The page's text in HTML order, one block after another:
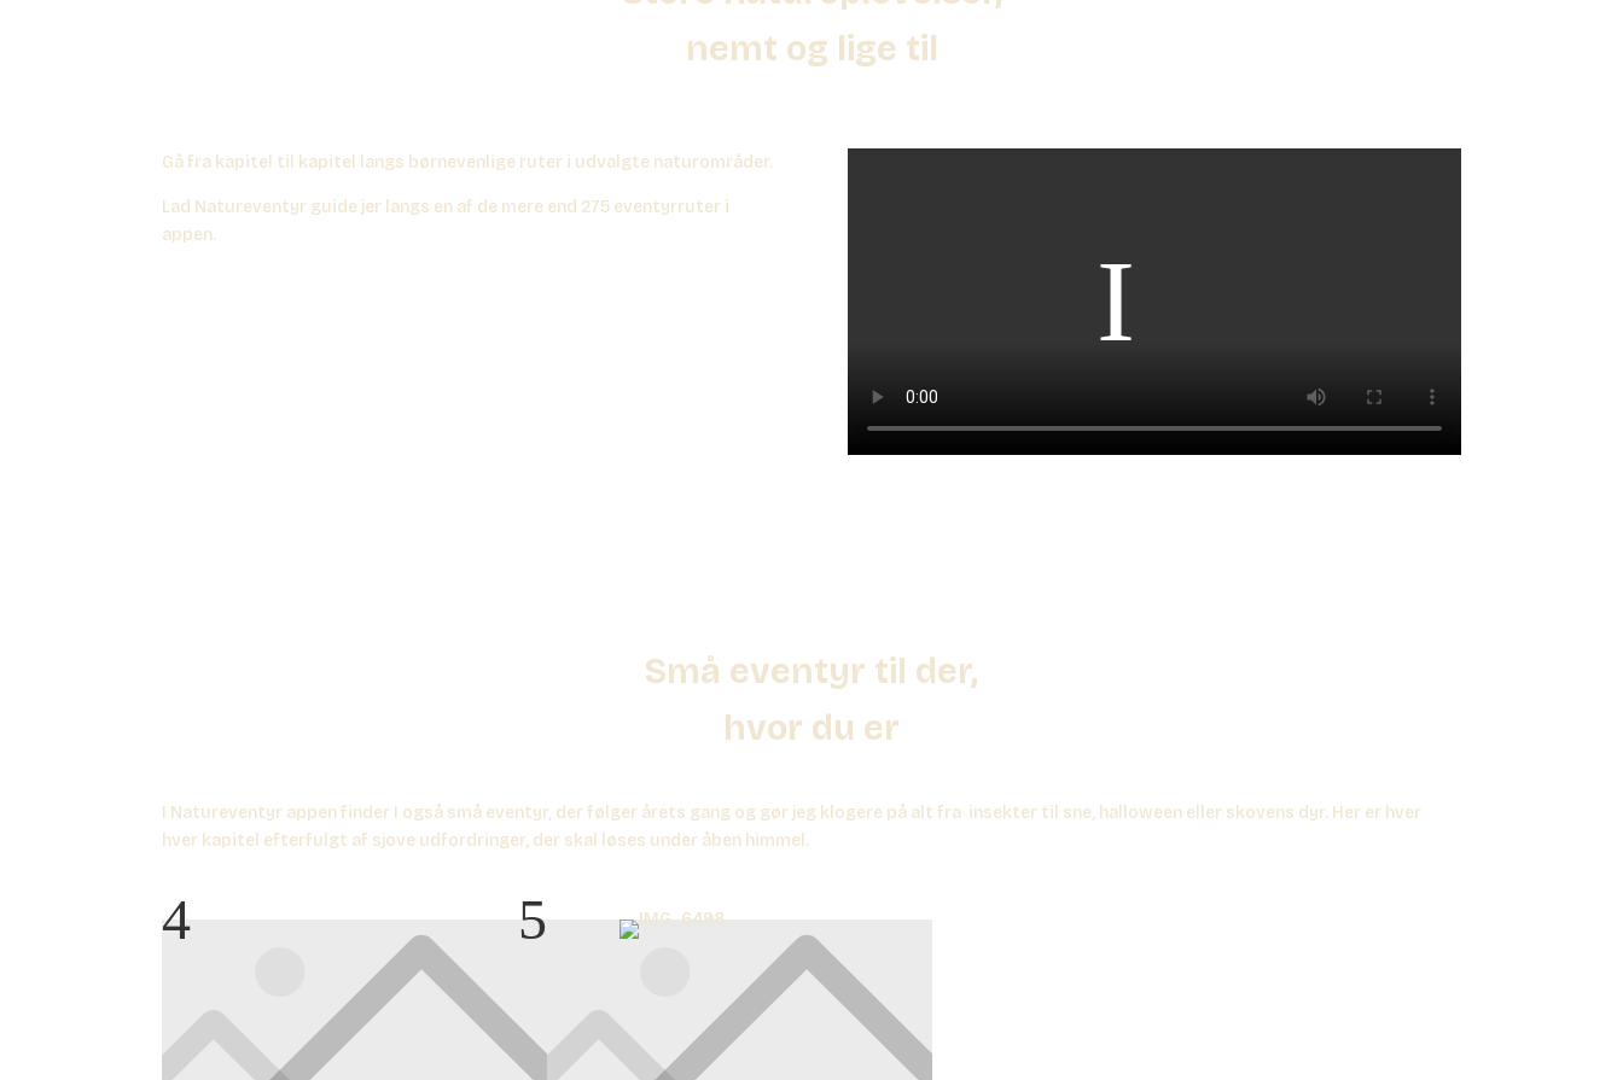
nemt og lige til
Gå fra kapitel til kapitel langs børnevenlige ruter i udvalgte naturområder.
Lad Natureventyr guide jer langs en af de mere end 275 eventyrruter i
appen.
Små eventyr til der,
hvor du er
I Natureventyr appen finder I også små eventyr, der følger årets gang og gør jeg klogere på alt fra insekter til sne, halloween eller skovens dyr. Her er hver
hver kapitel efterfulgt af sjove udfordringer, der skal løses under åben himmel.
4 5